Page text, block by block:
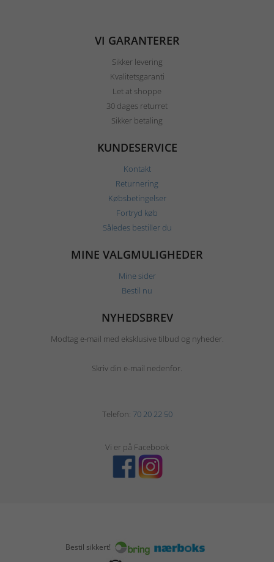
VI GARANTERER
Sikker levering
Kvalitetsgaranti
Let at shoppe
30 dages returret
Sikker betaling
KUNDESERVICE
Kontakt
Returnering
Købsbetingelser
Fortryd køb
Således bestiller du
MINE VALGMULIGHEDER
Mine sider
Bestil nu
NYHEDSBREV
Modtag e-mail med eksklusive tilbud og nyheder.
Skriv din e-mail nedenfor.
Telefon: 70 20 22 50
Vi er på Facebook
Bestil sikkert!